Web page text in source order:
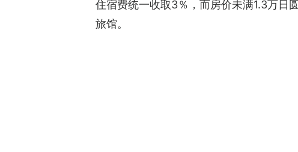
住宿费统一收取3％，而房价未满1.3万日
旅馆。